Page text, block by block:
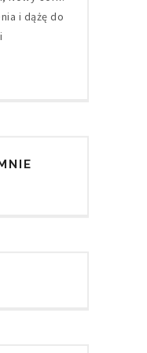
i dążę do